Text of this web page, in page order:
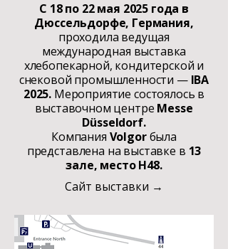
С 18 по 22 мая 2025 года в
Дюссельдорфе, Германия,
проходила ведущая
международная выставка
хлебопекарной, кондитерской и
снековой промышленности — IBA
2025. Мероприятие состоялось в
выставочном центре Messe
Düsseldorf.
Компания Volgorбыла
представлена на выставке в 13
зале, место H48.
Сайт выставки →